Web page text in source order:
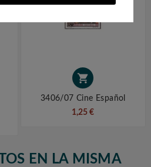

3406/07 Cine Español
1,25 €
EN LA MISMA